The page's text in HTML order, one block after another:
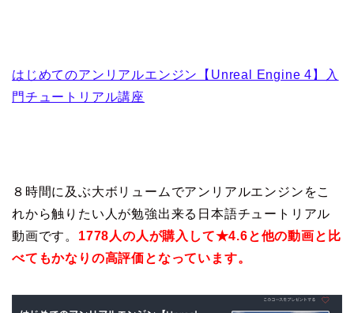
はじめてのアンリアルエンジン【Unreal Engine 4】入
門チュートリアル講座
８時間に及ぶ大ボリュームでアンリアルエンジンをこ
れから触りたい人が勉強出来る日本語チュートリアル
動画です。 1778人の人が購入して★4.6と他の動画と比
べてもかなりの高評価となっています。